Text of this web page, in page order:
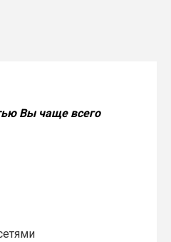
Вы чаще всего